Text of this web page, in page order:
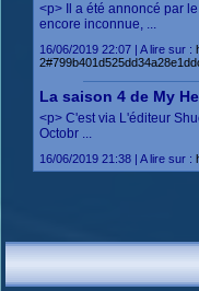
<p> Il a été annoncé par
encore inconnue, ...
16/06/2019 22:07 | A lire sur :
La saison 4 de My
<p> C'est via L'éditeur
Octobr ...
16/06/2019 21:38 | A lire sur :